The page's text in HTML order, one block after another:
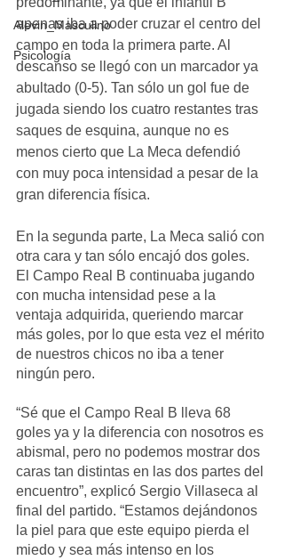
Alevin_Masculino
Psicología
apenas iba a poder cruzar el centro del
campo en toda la primera parte. Al
descanso se llegó con un marcador ya
abultado (0-5). Tan sólo un gol fue de
jugada siendo los cuatro restantes tras
saques de esquina, aunque no es
menos cierto que La Meca defendió
con muy poca intensidad a pesar de la
gran diferencia física.
En la segunda parte, La Meca salió con
otra cara y tan sólo encajó dos goles.
El Campo Real B continuaba jugando
con mucha intensidad pese a la
ventaja adquirida, queriendo marcar
más goles, por lo que esta vez el mérito
de nuestros chicos no iba a tener
ningún pero.
“Sé que el Campo Real B lleva 68
goles ya y la diferencia con nosotros es
abismal, pero no podemos mostrar dos
caras tan distintas en las dos partes del
encuentro”, explicó Sergio Villaseca al
final del partido. “Estamos dejándonos
la piel para que este equipo pierda el
miedo y sea más intenso en los